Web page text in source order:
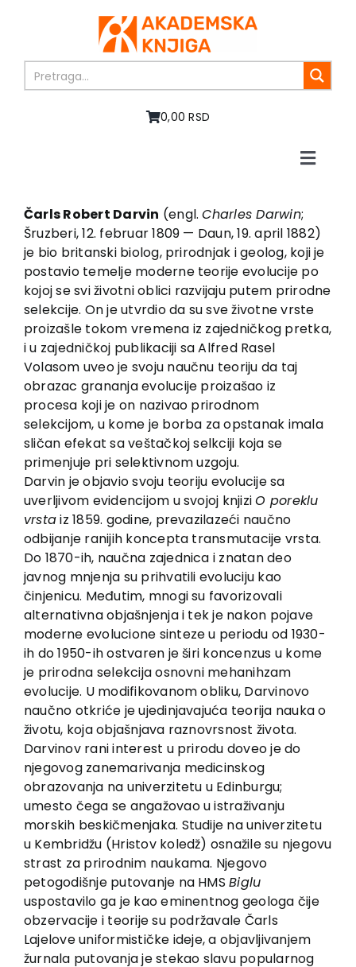
0,00 RSD
Toggle
About us
Books
In preparation
Sale
Authors
News
EU PROJECTS
Contact
Čarls Robert Darvin (engl.Charles Darwin;
Šruzberi, 12. februar 1809 — Daun, 19. april 1882)
je bio britanski biolog, prirodnjak i geolog, koji je
postavio temelje moderne teorije evolucije po
kojoj se svi životni oblici razvijaju putem prirodne
selekcije. On je utvrdio da su sve životne vrste
proizašle tokom vremena iz zajedničkog pretka,
i u zajedničkoj publikaciji sa Alfred Rasel
Volasom uveo je svoju naučnu teoriju da taj
obrazac grananja evolucije proizašao iz
procesa koji je on nazivao prirodnom
selekcijom, u kome je borba za opstanak imala
sličan efekat sa veštačkoj selkciji koja se
primenjuje pri selektivnom uzgoju.
Darvin je objavio svoju teoriju evolucije sa
uverljivom evidencijom u svojoj knjiziO poreklu
vrstaiz 1859. godine, prevazilazeći naučno
odbijanje ranijih koncepta transmutacije vrsta.
Do 1870-ih, naučna zajednica i znatan deo
javnog mnjenja su prihvatili evoluciju kao
činjenicu. Međutim, mnogi su favorizovali
alternativna objašnjenja i tek je nakon pojave
moderne evolucione sinteze u periodu od 1930-
ih do 1950-ih ostvaren je širi koncenzus u kome
je prirodna selekcija osnovni mehanihzam
evolucije. U modifikovanom obliku, Darvinovo
naučno otkriće je ujedinjavajuća teorija nauka o
životu, koja objašnjava raznovrsnost života.
Darvinov rani interest u prirodu doveo je do
njegovog zanemarivanja medicinskog
obrazovanja na univerzitetu u Edinburgu;
umesto čega se angažovao u istraživanju
morskih beskičmenjaka. Studije na univerzitetu
u Kembridžu (Hristov koledž) osnažile su njegovu
strast za prirodnim naukama. Njegovo
petogodišnje putovanje na HMSBiglu
uspostavilo ga je kao eminentnog geologa čije
obzervacije i teorije su podržavale Čarls
Lajelove uniformističke ideje, a objavljivanjem
žurnala putovanja je stekao slavu popularnog